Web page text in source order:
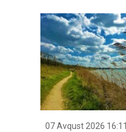
07 Avqust 2026 16:11